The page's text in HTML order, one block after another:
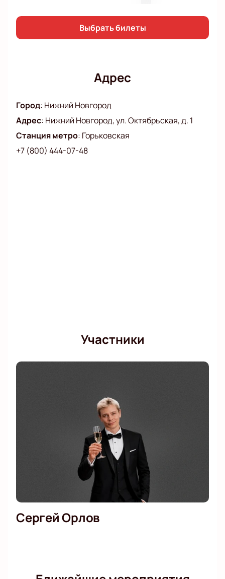
Выбрать билеты
Адрес
Город: Нижний Новгород
Адрес: Нижний Новгород, ул. Октябрьская, д. 1
Станция метро: Горьковская
+7 (800) 444-07-48
Участники
Сергей Орлов